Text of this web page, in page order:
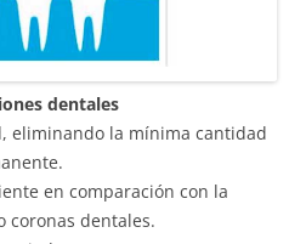
dentales
eliminando la mínima cantidad
en comparación con la
coronas dentales.